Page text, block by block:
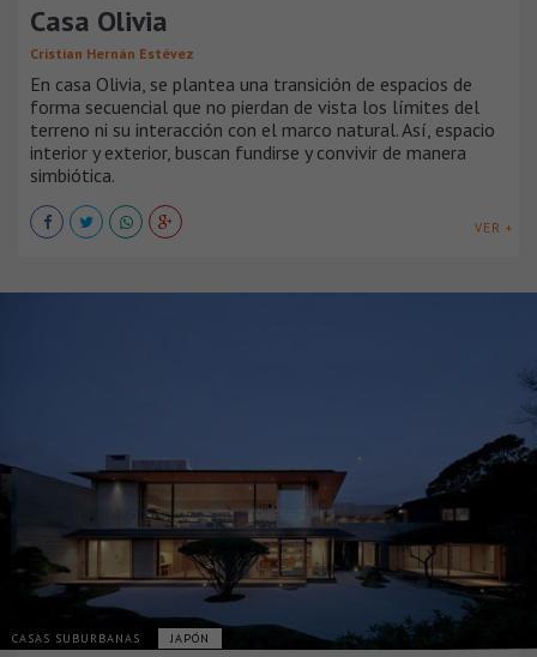
Casa Olivia
Cristian Hernán Estévez
En casa Olivia, se plantea una transición de espacios de
forma secuencial que no pierdan de vista los límites del
terreno ni su interacción con el marco natural. Así, espacio
interior y exterior, buscan fundirse y convivir de manera
simbiótica.
VER +
CASAS SUBURBANAS JAPÓN